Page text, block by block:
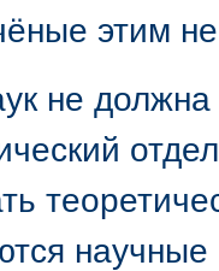
этим
не